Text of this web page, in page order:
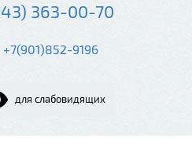
363-00-70
+7(901)852-9196
для слабовидящих